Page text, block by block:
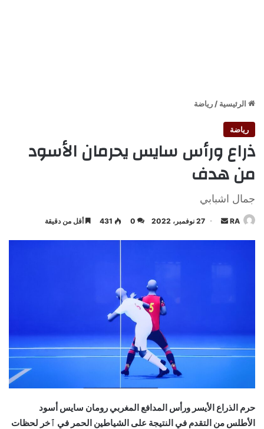
الرئيسية / رياضة
رياضة
ذراع ورأس سايس يحرمان الأسود
من هدف
جمال اشبابي
RA
أرسل 27 نوفمبر، 2022 0
431 أقل من دقيقة
حرم الذراع الأيسر ورأس المدافع المغربي رومان سايس أسود
الأطلس من التقدم في النتيجة على الشياطين الحمر في ٱخر لحظات